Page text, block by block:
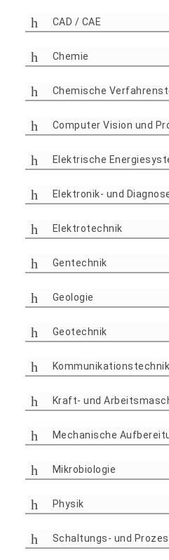
CAD / CAE
Chemie
Chemische
Computer Vision und
Elektrische
Elektronik- und
Elektrotechnik
Gentechnik
Geologie
Geotechnik
Kommunikationstechnik
Kraft- und
Mechanische
Mikrobiologie
Physik
Schaltungs- und